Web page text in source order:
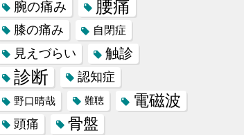
腕の痛み 腰痛
膝の痛み 自閉症
見えづらい 触診
診断 認知症
野口晴哉 難聴 電磁波
頭痛 骨盤